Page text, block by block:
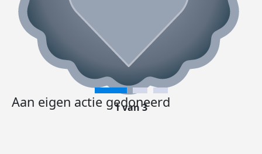
Aan eigen actie gedoneerd
1 van 3